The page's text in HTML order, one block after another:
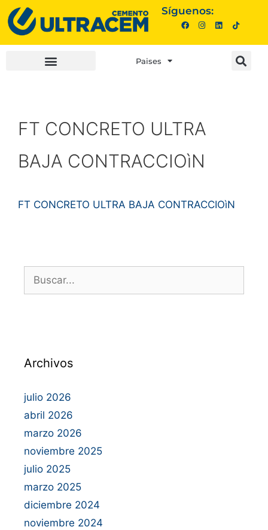
Síguenos:
Paises
FT CONCRETO ULTRA
BAJA CONTRACCIOìN
FT CONCRETO ULTRA BAJA CONTRACCIOìN
Archivos
julio 2026
abril 2026
marzo 2026
noviembre 2025
julio 2025
marzo 2025
diciembre 2024
noviembre 2024